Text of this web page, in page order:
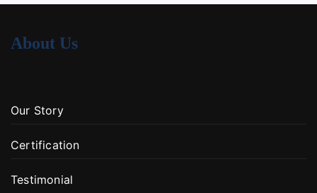
About Us
Our Story
Certification
Testimonial